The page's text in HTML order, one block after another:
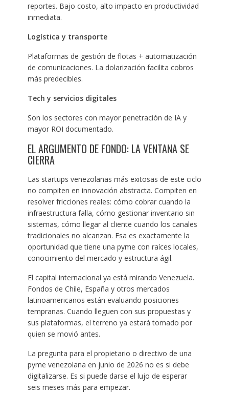
reportes. Bajo costo, alto impacto en productividad
inmediata.
Logística y transporte
Plataformas de gestión de flotas + automatización
de comunicaciones. La dolarización facilita cobros
más predecibles.
Tech y servicios digitales
Son los sectores con mayor penetración de IA y
mayor ROI documentado.
EL ARGUMENTO DE FONDO: LA VENTANA SE
CIERRA
Las startups venezolanas más exitosas de este ciclo
no compiten en innovación abstracta. Compiten en
resolver fricciones reales: cómo cobrar cuando la
infraestructura falla, cómo gestionar inventario sin
sistemas, cómo llegar al cliente cuando los canales
tradicionales no alcanzan. Esa es exactamente la
oportunidad que tiene una pyme con raíces locales,
conocimiento del mercado y estructura ágil.
El capital internacional ya está mirando Venezuela.
Fondos de Chile, España y otros mercados
latinoamericanos están evaluando posiciones
tempranas. Cuando lleguen con sus propuestas y
sus plataformas, el terreno ya estará tomado por
quien se movió antes.
La pregunta para el propietario o directivo de una
pyme venezolana en junio de 2026 no es si debe
digitalizarse. Es si puede darse el lujo de esperar
seis meses más para empezar.